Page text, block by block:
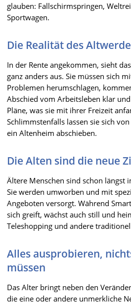
glauben: Fallschirmspringen,
Sportwagen.
Die Realität des
In der Rente angekommen, sieht
ganz anders aus. Sie müssen sich
Problemen herumschlagen,
Abschied vom Arbeitsleben klar
Pläne, was sie mit ihrer Freizeit
Schlimmstenfalls lassen sie sich
ein Altenheim abschieben.
Die Alten sind die neue
Ältere Menschen sind schon längst
Sie werden umworben und mit
Angeboten versorgt. Während
sich greift, wächst auch still und
Teleshopping und andere
Alles ausprobieren,
müssen
Das Alter bringt neben den
die eine oder andere unmerkliche